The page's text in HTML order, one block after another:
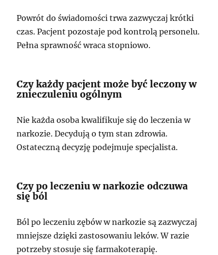
Powrót do świadomości trwa zazwyczaj krótki
czas. Pacjent pozostaje pod kontrolą personelu.
Pełna sprawność wraca stopniowo.
Czy każdy pacjent może być leczony w
znieczuleniu ogólnym
Nie każda osoba kwalifikuje się do leczenia w
narkozie. Decydują o tym stan zdrowia.
Ostateczną decyzję podejmuje specjalista.
Czy po leczeniu w narkozie odczuwa
się ból
Ból po leczeniu zębów w narkozie są zazwyczaj
mniejsze dzięki zastosowaniu leków. W razie
potrzeby stosuje się farmakoterapię.